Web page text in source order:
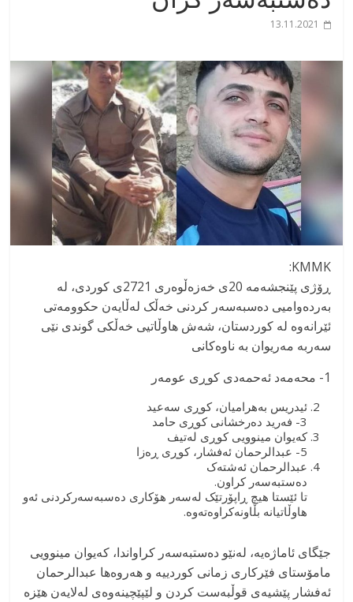
13.11.2021
KMMK:
ڕۆژی پێنجشەمە 20ی خەزەڵوەری 2721ی کوردی، لە
بەردەوامیی دەسبەسەر کردنی خەڵک لەڵایەن حکوومەتی
ئێرانەوە لە کوردستان، شەش هاوڵاتیی خەڵکی گوندی نێی
سەربە مەریوان بە ناوەکانی
1- محەمەد ئەحمەدی کوڕی عومەر
ئیدریس بەهرامیان، کوڕی سەعید
3- فەرید دەرخشانی کوڕی حامد
کەیوان مینوویی کوڕی لەتیف
5- عبدالرحمان ئەفشار، کوڕی ڕەزا
عبدالرحمان ئەشتەک
دەستبەسەر کراون.
تا ئێستا هیچ ڕاپۆرتێک لەسەر هۆکاری دەسبەسەرکردنی ئەو
هاوڵاتیانە بڵاونەکراوەتەوە.
جێگای ئاماژەیە، لەنێو دەستبەسەر کراواندا، کەیوان مینوویی
مامۆستای فێرکاری زمانی کوردییە و هەروەها عبدالرحمان
ئەفشار پێشیەی قوڵبەست کردن و لێپێچینەوەی لەلایەن هێزە